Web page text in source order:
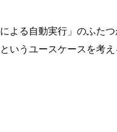
る自動実行」のふたつ
うユースケースを考